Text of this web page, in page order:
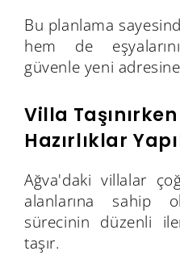
Bu planlama
hem de
güvenle yeni
Villa
Hazırlıklar
Ağva'daki villalar
alanlarına sahip
sürecinin düzenli
taşır.